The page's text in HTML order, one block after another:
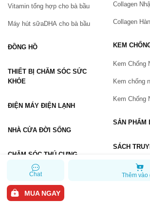
Chat Thêm vào
MUA NGAY
Vấn đề(*)
GỬI BÁO LỖI
Vitamin tổng hợp cho bà bầu
Máy hút sữaDHA cho bà bầu
ĐỒNG HỒ
THIẾT BỊ CHĂM SÓC SỨC
KHỎE
ĐIỆN MÁY ĐIỆN LẠNH
NHÀ CỬA ĐỜI SỐNG
CHĂM SÓC THÚ CƯNG
Collagen
Collagen
KEM
Kem Chống
Kem chống
Kem Chống
SẢN PHẨM
SÁCH